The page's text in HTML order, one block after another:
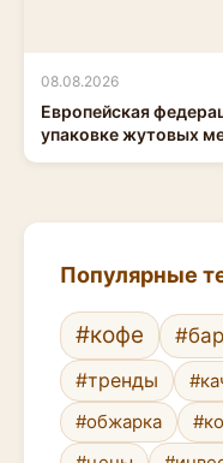
08.08.2026
Европейская
упаковке жутовых
Популярные
#кофе
#тренды
#обжарка